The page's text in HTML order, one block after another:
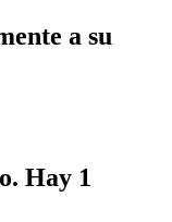
a su
Hay 1